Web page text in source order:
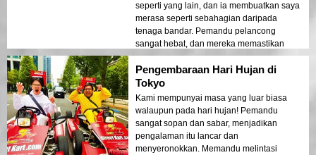
seperti yang lain, dan ia membuatkan saya
merasa seperti sebahagian daripada
tenaga bandar. Pemandu pelancong
sangat hebat, dan mereka memastikan
kami selamat sambil berseronok. Saya
tidak dapat mengesyorkan ini cukup! Ia
adalah cara yang sempurna untuk melihat
Tokyo dari perspektif yang benar-benar
baru. Jika anda merancang perjalanan ke
Tokyo, ini adalah sesuatu yang mesti
dilakukan! Saya pasti akan melakukannya
lagi pada lawatan saya yang seterusnya.
Pengembaraan Hari Hujan di
Tokyo
Kami mempunyai masa yang luar biasa
walaupun pada hari hujan! Pemandu
sangat sopan dan sabar, menjadikan
pengalaman itu lancar dan
menyeronokkan. Memandu melintasi